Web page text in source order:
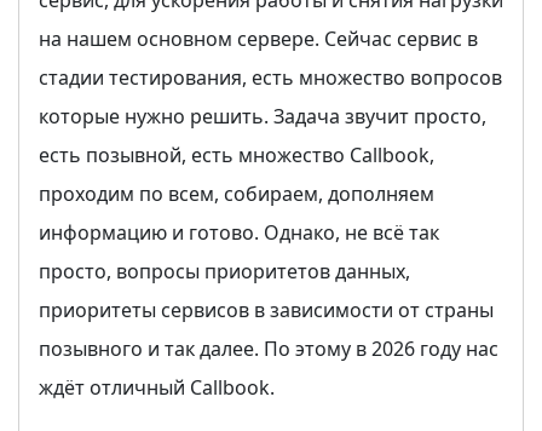
на нашем основном сервере. Сейчас сервис в
стадии тестирования, есть множество вопросов
которые нужно решить. Задача звучит просто,
есть позывной, есть множество Сallbook,
проходим по всем, собираем, дополняем
информацию и готово. Однако, не всё так
просто, вопросы приоритетов данных,
приоритеты сервисов в зависимости от страны
позывного и так далее. По этому в 2026 году нас
ждёт отличный Сallbook.